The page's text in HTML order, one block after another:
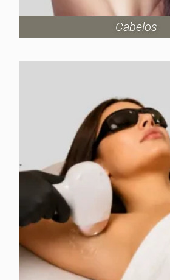
Cabelos